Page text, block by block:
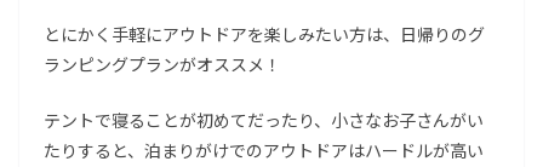
とにかく手軽にアウトドアを楽しみたい方は、日帰りのグ
ランピングプランがオススメ！
テントで寝ることが初めてだったり、小さなお子さんがい
たりすると、泊まりがけでのアウトドアはハードルが高い